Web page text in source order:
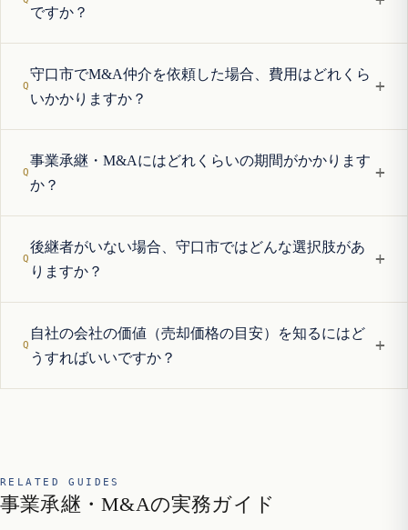
ですか？
守口市でM&A仲介を依頼した場合、費用はどれくら
いかかりますか？
+
事業承継・M&Aにはどれくらいの期間がかかります
か？
+
後継者がいない場合、守口市ではどんな選択肢があ
りますか？
+
自社の会社の価値（売却価格の目安）を知るにはど
うすればいいですか？
+
RELATED GUIDES
事業承継・M&Aの実務ガイド